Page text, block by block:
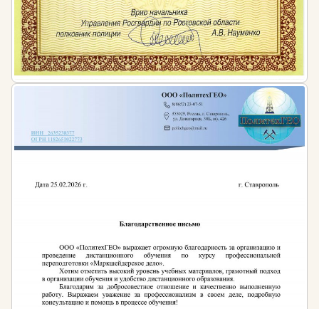
для юридических лиц — от 30 до 50 тысяч
рублей.
Нормативная база:
Федеральный закон от 29.12.2012 № 273-ФЗ
«Об образовании в Российской Федерации».
Общероссийский классификатор
специальностей по образованию OK 009-2016,
2.21.02.03 «Сооружение и эксплуатация
Приказ Министерства труда и социальной
защиты РФ от 3 сентября 2018 г. № 574н «Об
«Специалист по добыче нефти, газа и газового
Приказ от 27 ноября 2014 года № 942н «Об
утверждении профессионального стандарта
«Буровой супервайзер в нефтегазовой отрасли»